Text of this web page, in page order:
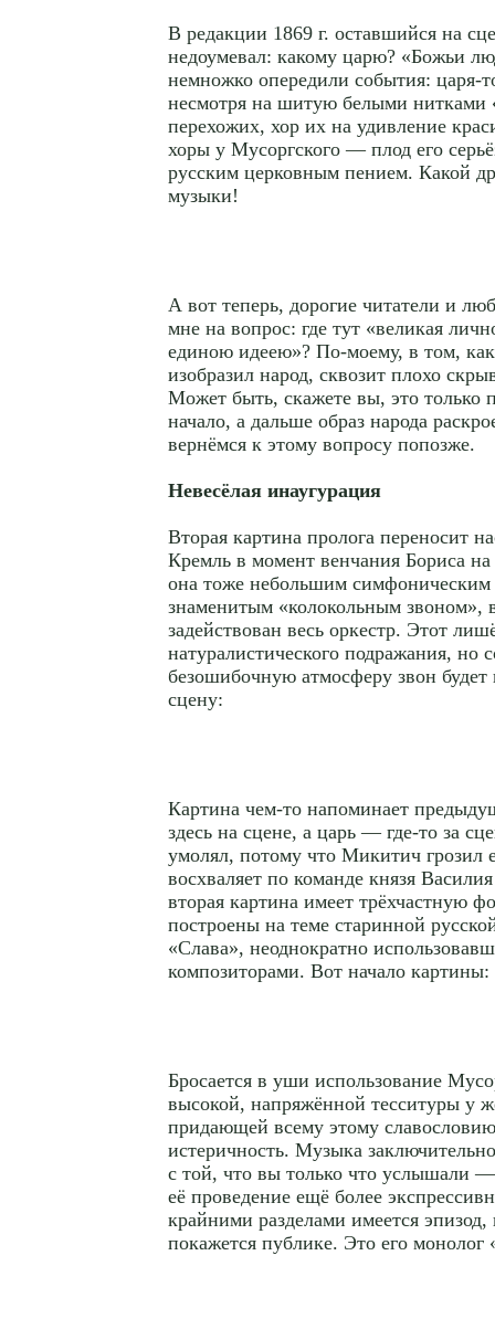
В редакции 1869 г. оставшийся на
недоумевал: какому царю? «Божьи
немножко опередили события: царя-
несмотря на шитую белыми нитками
перехожих, хор их на удивление
хоры у Мусоргского — плод его
русским церковным пением. Какой
музыки!
А вот теперь, дорогие читатели и
мне на вопрос: где тут «великая
единою идеею»? По-моему, в том,
изобразил народ, сквозит плохо
Может быть, скажете вы, это только
начало, а дальше образ народа
вернёмся к этому вопросу попозже.
Невесёлая инаугурация
Вторая картина пролога переносит
Кремль в момент венчания Бориса на
она тоже небольшим
знаменитым «колокольным звоном»,
задействован весь оркестр. Этот
натуралистического подражания, но
безошибочную атмосферу звон
сцену:
Картина чем-то напоминает
здесь на сцене, а царь — где-то за
умолял, потому что Микитич грозил
восхваляет по команде князя
вторая картина имеет трёхчастную
построены на теме старинной
«Слава», неоднократно
композиторами. Вот начало картины:
Бросается в уши использование
высокой, напряжённой тесситуры у
придающей всему этому
истеричность. Музыка
с той, что вы только что услышали —
её проведение ещё более
крайними разделами имеется эпизод,
покажется публике. Это его